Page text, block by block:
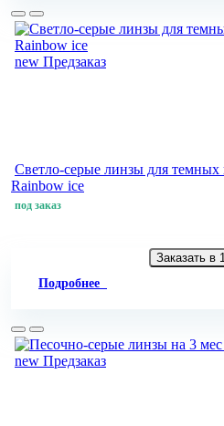
new Предзаказ
Светло-серые линзы для темных
Rainbow ice
под заказ
Заказать в
Подробнее
new Предзаказ